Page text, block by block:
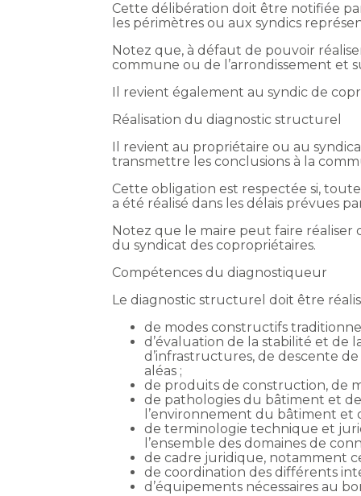
Cette délibération doit être notifiée
les périmètres ou aux syndics
Notez que, à défaut de pouvoir
commune ou de l’arrondissement et
Il revient également au syndic de
Réalisation du diagnostic structurel
Il revient au propriétaire ou au
transmettre les conclusions à la
Cette obligation est respectée si,
a été réalisé dans les délais prévues
Notez que le maire peut faire
du syndicat des copropriétaires.
Compétences du diagnostiqueur
Le diagnostic structurel doit être
de modes constructifs
d’évaluation de la stabilité et de
d’infrastructures, de descente
aléas ;
de produits de construction, de
de pathologies du bâtiment et
l’environnement du bâtiment et
de terminologie technique et
l’ensemble des domaines de
de cadre juridique, notamment
de coordination des différents
d’équipements nécessaires au